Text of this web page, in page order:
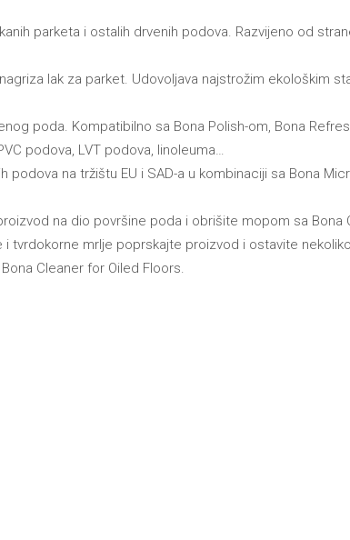
parketa i ostalih drvenih podova. Razvijeno od
lak za parket. Udovoljava najstrožim ekološkim
poda. Kompatibilno sa Bona Polish-om, Bona
podova, LVT podova, linoleuma…
na tržištu EU i SAD-a u kombinaciji sa Bona
na dio površine poda i obrišite mopom sa Bona
tvrdokorne mrlje poprskajte proizvod i ostavite
Cleaner for Oiled Floors.